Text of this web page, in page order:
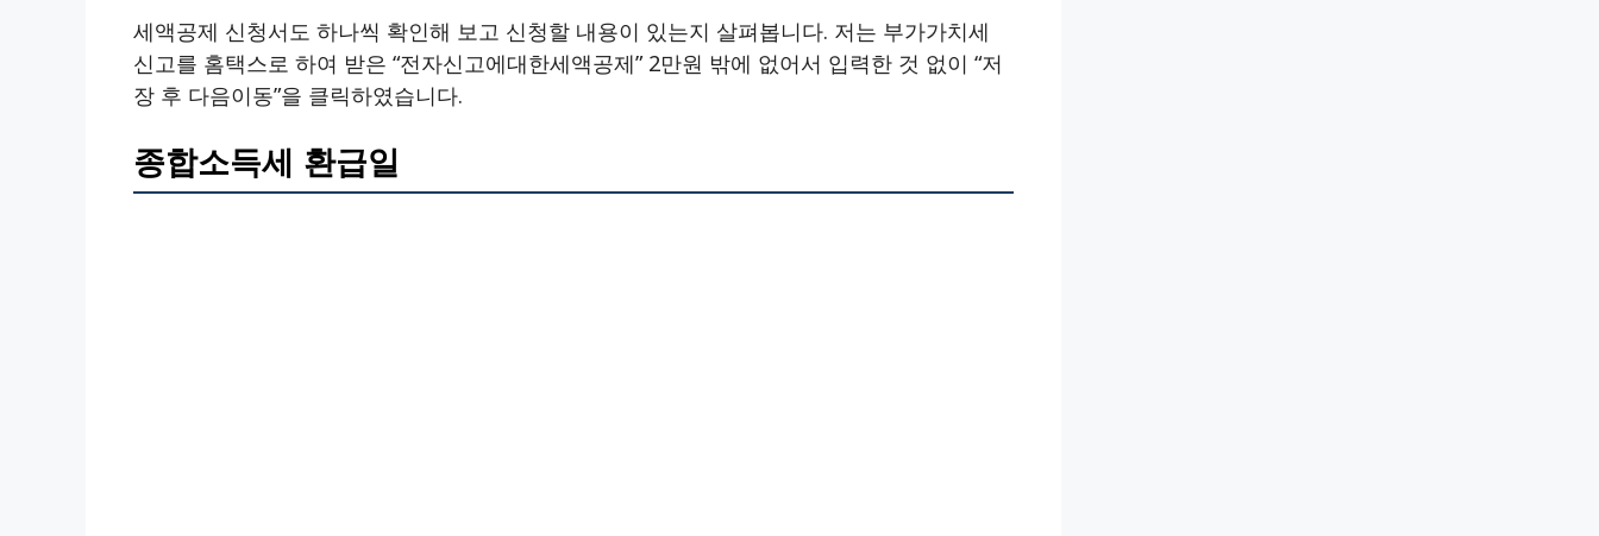
세액공제 신청서도 하나씩 확인해 보고 신청할 내용이 있는지 살펴봅니다. 저는 부가가치세
신고를 홈택스로 하여 받은 “전자신고에대한세액공제” 2만원 밖에 없어서 입력한 것 없이 “저
장 후 다음이동”을 클릭하였습니다.
종합소득세 환급일